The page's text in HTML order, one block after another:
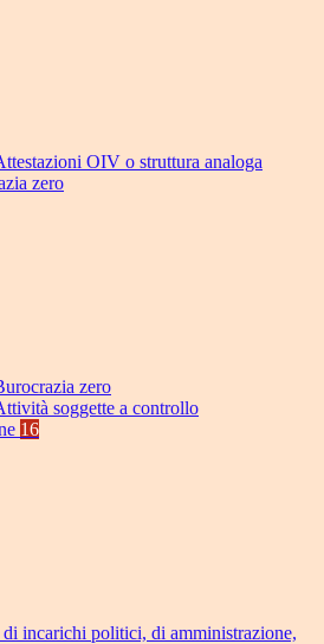
OIV o struttura analoga
zero
zero
soggette a controllo
16
incarichi politici, di amministrazione,